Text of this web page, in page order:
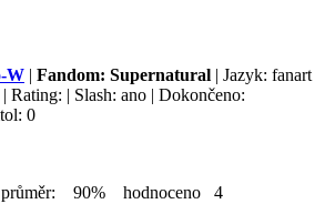
W | Fandom: Supernatural | Jazyk: fanart
Rating: | Slash: ano | Dokončeno:
0
průměr: 90% hodnoceno 4